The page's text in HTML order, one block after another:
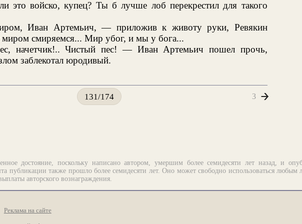
это войско, купец? Ты б лучше лоб перекрестил для такого
Иван Артемьич, — приложив к животу руки, Ревякин
смиряемся... Мир убог, и мы у бога...
начетчик!.. Чистый пес! — Иван Артемьич пошел прочь,
заблекотал юродивый.
131/174 3
достояние, поскольку написано автором, умершим более семидесяти лет назад, и
публикации также прошло более семидесяти лет. Оно может свободно использоваться любым
авторского вознаграждения.
Реклама на сайте